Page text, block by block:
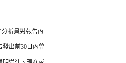
析員對報告內
發出前30日內曾